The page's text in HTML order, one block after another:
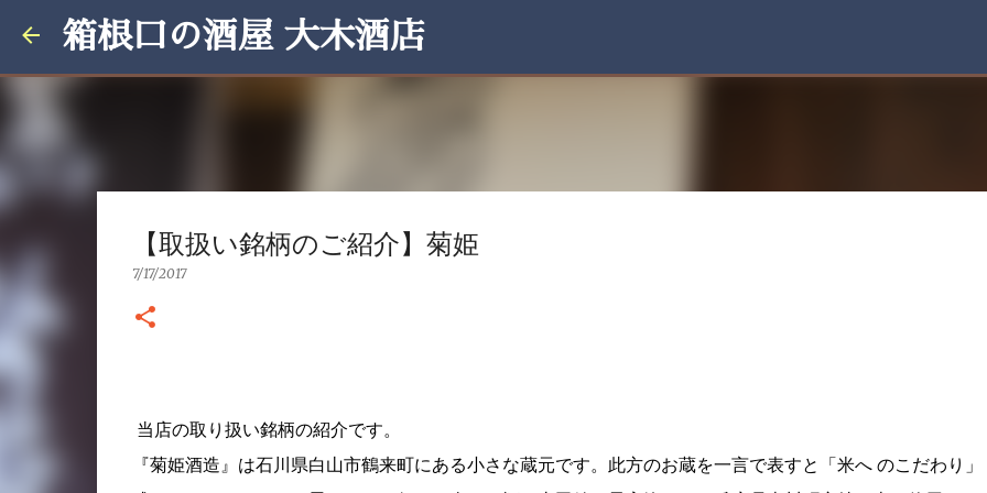
箱根口の酒屋 大木酒店
【取扱い銘柄のご紹介】菊姫
7/17/2017
当店の取り扱い銘柄の紹介です。
『菊姫酒造』は石川県白山市鶴来町にある小さな蔵元です。此方のお蔵を一言で表すと「米へ のこだわり」